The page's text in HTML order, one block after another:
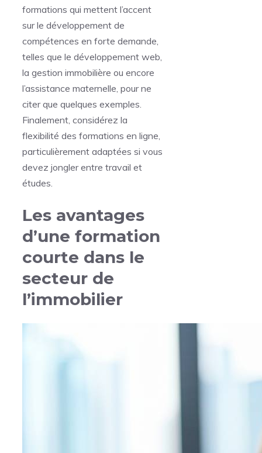
formations qui mettent l’accent
sur le développement de
compétences en forte demande,
telles que le développement web,
la gestion immobilière ou encore
l’assistance maternelle, pour ne
citer que quelques exemples.
Finalement, considérez la
flexibilité des formations en ligne,
particulièrement adaptées si vous
devez jongler entre travail et
études.
Les avantages
d’une formation
courte dans le
secteur de
l’immobilier